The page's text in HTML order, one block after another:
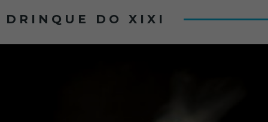
DRINQUE DO XIXI